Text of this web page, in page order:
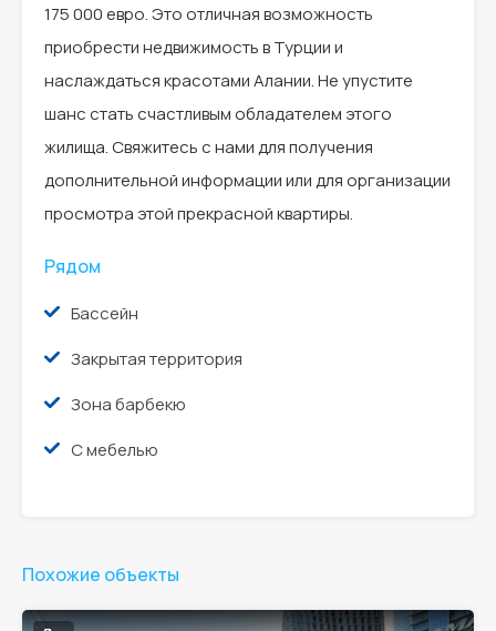
175 000 евро. Это отличная возможность
приобрести недвижимость в Турции и
наслаждаться красотами Алании. Не упустите
шанс стать счастливым обладателем этого
жилища. Свяжитесь с нами для получения
дополнительной информации или для организации
просмотра этой прекрасной квартиры.
Рядом
Бассейн
Закрытая территория
Зона барбекю
С мебелью
Похожие объекты